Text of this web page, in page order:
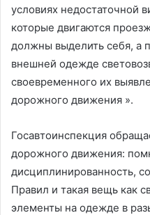
условиях недостаточной
которые двигаются
должны выделить себя, а
внешней одежде
своевременного их
дорожного движения ».
Госавтоинспекция
дорожного движения:
дисциплинированность,
Правил и такая вещь как
элементы на одежде в